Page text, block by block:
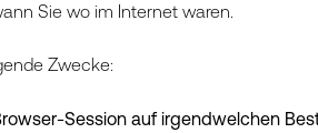
Sie wo im Internet waren.
Zwecke:
Session auf irgendwelchen